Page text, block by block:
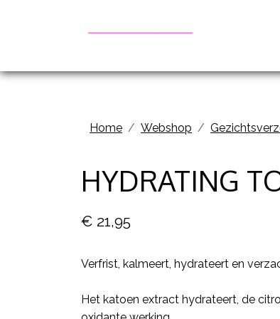
Home Webshop
HYDRATING
€ 21,95
Verfrist, kalmeert, hydrateert en
Het katoen extract hydrateert, de